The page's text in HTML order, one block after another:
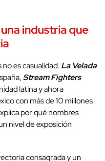
industria que
es casualidad. La Velada
Stream Fighters
latina y ahora
con más de 10 millones
por qué nombres
nivel de exposición
consagrada y un